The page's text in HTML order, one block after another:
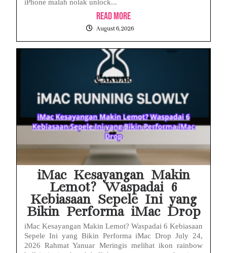
iPhone malah nolak unlock...
Read More
August 6, 2026
iMac Kesayangan Makin
Lemot? Waspadai 6
Kebiasaan Sepele Ini yang
Bikin Performa iMac Drop
iMac Kesayangan Makin Lemot? Waspadai 6 Kebiasaan
Sepele Ini yang Bikin Performa iMac Drop July 24,
2026 Rahmat Yanuar Meringis melihat ikon rainbow